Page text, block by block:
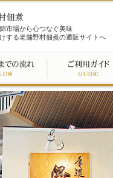
市場から心つなぐ美味
する老舗野村佃煮の通販サイトへ